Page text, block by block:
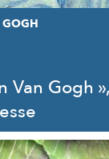
Van Gogh